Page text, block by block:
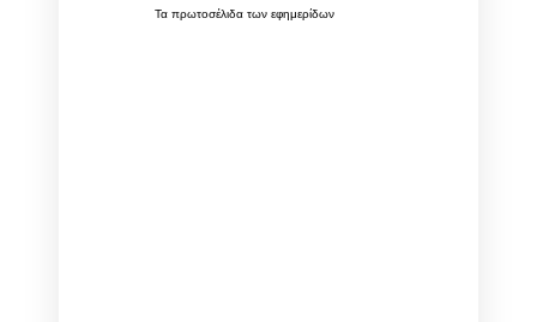
Τα πρωτοσέλιδα των εφημερίδων